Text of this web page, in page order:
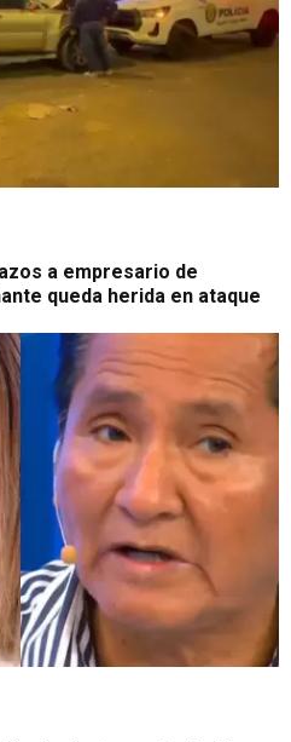
a empresario de
queda herida en ataque